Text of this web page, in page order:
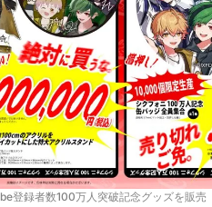
登録者数100万人突破記念グッズを販売